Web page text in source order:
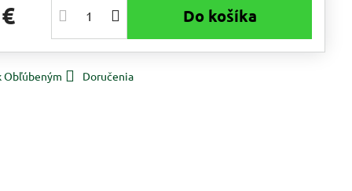
Do košíka
Obľúbeným Doručenia